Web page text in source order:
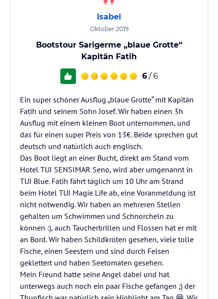
Isabel
Oktober 2019
Bootstour Sarigerme „blaue Grotte“
Kapitän Fatih
6 / 6
Ein super schöner Ausflug „blaue Grotte“ mit Kapitän
Fatih und seinem Sohn Josef. Wir haben einen 3h
Ausflug mit einem kleinen Boot unternommen, und
das für einen super Preis von 13€. Beide sprechen gut
deutsch und natürlich auch englisch.
Das Boot liegt an einer Bucht, direkt am Stand vom
Hotel TUI SENSIMAR Seno, wird aber umgenannt in
TUI Blue. Fatih fährt täglich um 10 Uhr am Strand
beim Hotel TUI Magie Life ab, eine Voranmeldung ist
nicht notwendig. Wir haben an mehreren Stellen
gehalten um Schwimmen und Schnorcheln zu
können :), auch Taucherbrillen und Flossen hat er mit
an Bord. Wir haben Schildkröten gesehen, viele tolle
Fische, einen Seestern und sind durch Felsen
geklettert und haben Seetomaten gesehen.
Mein Freund hatte seine Angel dabei und hat
unterwegs auch noch ein paar Fische gefangen ;) der